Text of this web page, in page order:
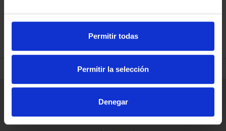
Permitir todas
Permitir la selección
Denegar
REFINE
Contacto
Preguntas Frequentes (FAQs)